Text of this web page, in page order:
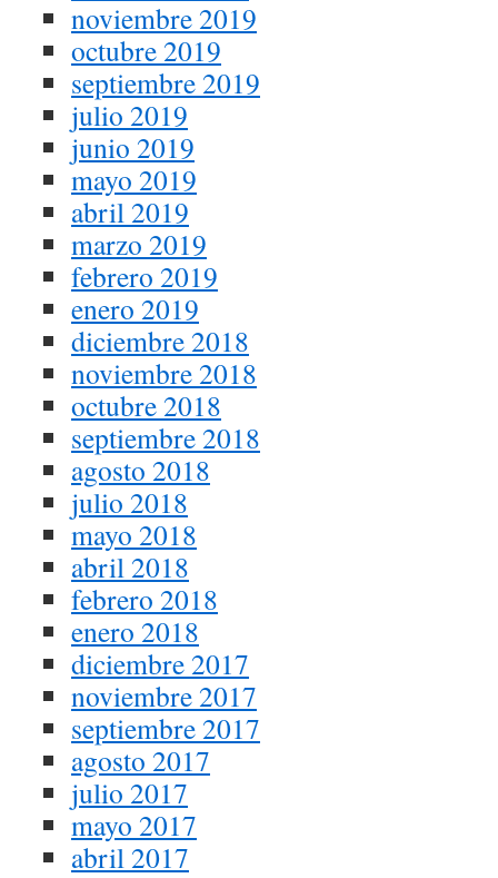
noviembre 2019
octubre 2019
septiembre 2019
julio 2019
junio 2019
mayo 2019
abril 2019
marzo 2019
febrero 2019
enero 2019
diciembre 2018
noviembre 2018
octubre 2018
septiembre 2018
agosto 2018
julio 2018
mayo 2018
abril 2018
febrero 2018
enero 2018
diciembre 2017
noviembre 2017
septiembre 2017
agosto 2017
julio 2017
mayo 2017
abril 2017